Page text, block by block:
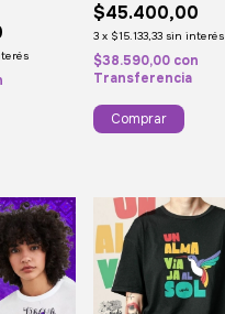
$45.400,00
3 x $15.133,33 sin interés
$38.590,00 con
Transferencia
Comprar